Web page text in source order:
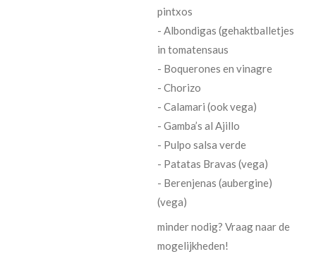
pintxos
- Albondigas (gehaktballetjes
in tomatensaus
- Boquerones en vinagre
- Chorizo
- Calamari (ook vega)
- Gamba’s al Ajillo
- Pulpo salsa verde
- Patatas Bravas (vega)
- Berenjenas (aubergine)
(vega)
minder nodig? Vraag naar de
mogelijkheden!